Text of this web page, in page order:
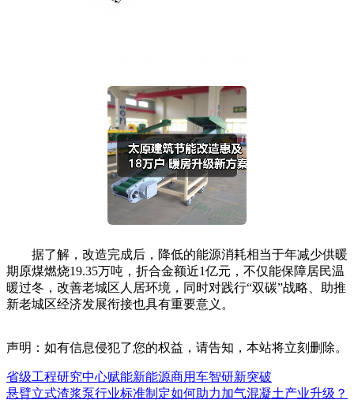
据了解，改造完成后，降低的能源消耗相当于年减少供暖
期原煤燃烧19.35万吨，折合金额近1亿元，不仅能保障居民温
暖过冬，改善老城区人居环境，同时对践行“双碳”战略、助推
新老城区经济发展衔接也具有重要意义。
声明：如有信息侵犯了您的权益，请告知，本站将立刻删除。
省级工程研究中心赋能新能源商用车智研新突破
悬臂立式渣浆泵行业标准制定如何助力加气混凝土产业升级？